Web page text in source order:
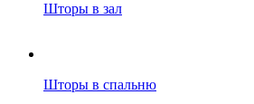
Шторы в зал
Шторы в спальню